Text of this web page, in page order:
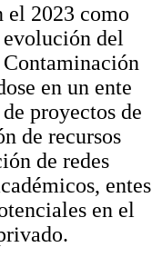
el 2023 como
del
en un ente
proyectos de
de recursos
de redes
entes
en el